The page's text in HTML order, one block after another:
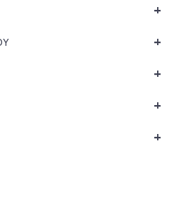
+
+
+
+
+